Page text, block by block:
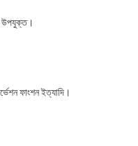
উপযুক্ত।
ফাংশন ইত্যাদি।